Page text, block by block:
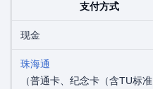
支付方式
现金
珠海通
（普通卡、纪念卡（含TU标准